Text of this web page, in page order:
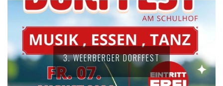
3. WEERBERGER DORFFEST